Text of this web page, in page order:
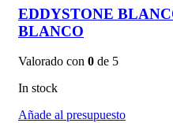
EDDYSTONE
BLANCO
Valorado con 0 de 5
In stock
Añade al presupuesto